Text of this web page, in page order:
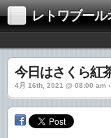
レトワブール
今日はさくら紅
4月 16th, 2021 @ 08:00 am